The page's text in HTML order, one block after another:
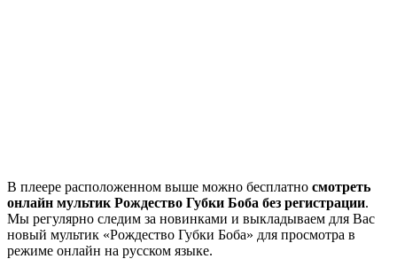
В плеере расположенном выше можно бесплатно смотреть
онлайн мультик Рождество Губки Боба без регистрации.
Мы регулярно следим за новинками и выкладываем для Вас
новый мультик «Рождество Губки Боба» для просмотра в
режиме онлайн на русском языке.